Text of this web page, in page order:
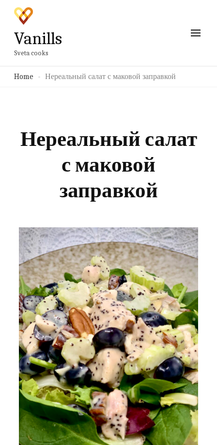
Vanills
Sveta cooks
Home Нереальный салат с маковой заправкой
Нереальный салат
с маковой
заправкой